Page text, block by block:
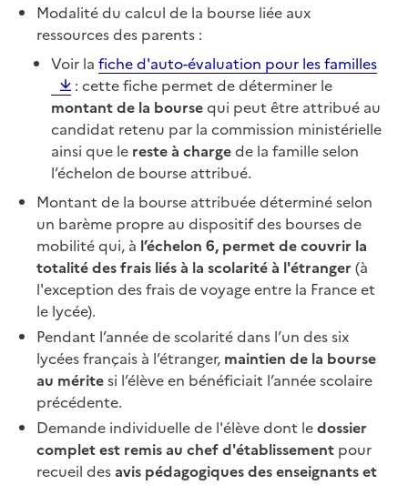
Modalité du calcul de la bourse liée aux
ressources des parents :
Voir la fiche d'auto-évaluation pour les familles
: cette fiche permet de déterminer le
montant de la boursequi peut être attribué au
candidat retenu par la commission ministérielle
ainsi que le reste à chargede la famille selon
l’échelon de bourse attribué.
Montant de la bourse attribuée déterminé selon
un barème propre au dispositif des bourses de
mobilité qui, à l’échelon 6, permet de couvrir la
totalité des frais liés à la scolarité à l'étranger (à
l'exception des frais de voyage entre la France et
le lycée).
Pendant l’année de scolarité dans l’un des six
lycées français à l’étranger, maintien de la bourse
au méritesi l’élève en bénéficiait l’année scolaire
précédente.
Demande individuelle de l'élève dont ledossier
complet est remis au chef d'établissement pour
recueil desavis pédagogiques des enseignants et